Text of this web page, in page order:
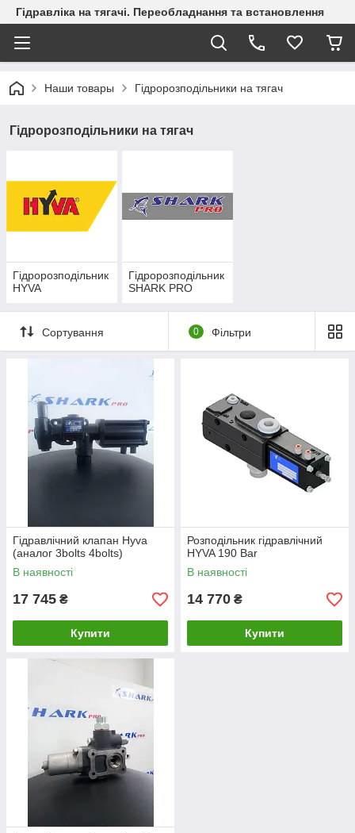
Гідравліка на тягачі. Переобладнання та встановлення
Наши товары Гідророзподільники на тягач
Гідророзподільники на тягач
Гідророзподільник
HYVA
Гідророзподільник
SHARK PRO
Сортування 0 Фільтри
Гідравлічний клапан Hyva
(аналог 3bolts 4bolts)
В наявності
17 745 ₴
Купити
Розподільник гідравлічний
HYVA 190 Bar
В наявності
14 770 ₴
Купити